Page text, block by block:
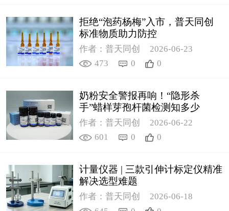
拒绝“泡药杨梅”入市，普天同创
标准物质助力防控
作者：普天同创
2026-06-23
473
0 0
奶粉安全警报再响！“隐形杀
手”蜡样芽孢杆菌检测知多少
作者：普天同创
2026-06-22
601
0 0
计量仪器 | 三款引伸计标定仪精准
解决选型难题
作者：普天同创
2026-06-18